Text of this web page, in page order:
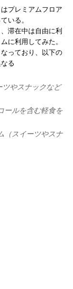
プレミアムフロア
いる。
滞在中は自由に利
に利用してみた。
っており、以下の
る
やスナックなど
ールを含む軽食を
（スイーツやスナ